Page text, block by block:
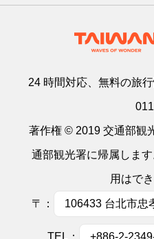
24 時間対応、無料の旅
著作権 © 2019 交通部観
通部観光署に帰属しま
用はで
〒： 106433 台北市忠
TEL： +886-2-